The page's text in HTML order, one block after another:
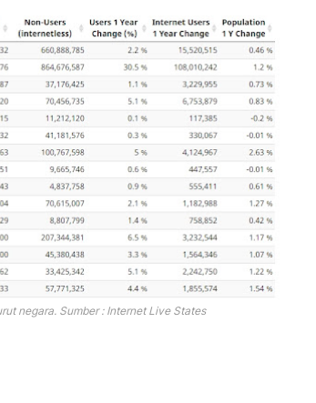
negara. Sumber : Internet Live States